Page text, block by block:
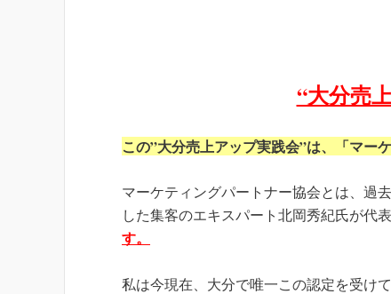
“大分売
この”大分売上アップ実践会”は、「マー
マーケティングパートナー協会とは、過
した集客のエキスパート北岡秀紀氏が代
す。
私は今現在、大分で唯一この認定を受け